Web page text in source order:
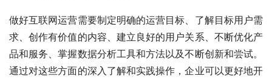
做好互联网运营需要制定明确的运营目标、了解目标用户需
求、创作有价值的内容、建立良好的用户关系、不断优化产
品和服务、掌握数据分析工具和方法以及不断创新和尝试。
通过对这些方面的深入了解和实践操作，企业可以更好地开